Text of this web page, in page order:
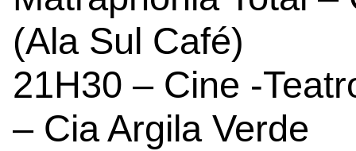
(Ala Sul Café)
21H30 – Cine -
– Cia Argila Verde